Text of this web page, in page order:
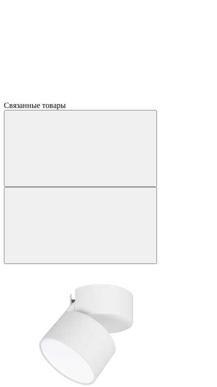
Связанные товары